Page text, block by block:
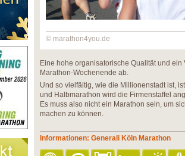
© marathon4you.de
Eine hohe organisatorische Qualität und
Marathon-Wochenende ab.
Und so vielfältig, wie die Millionenstadt ist,
und Halbmarathon wird die Firmenstaffel
Es muss also nicht ein Marathon sein, um
machen zu können.
Informationen: Generali Köln Marathon